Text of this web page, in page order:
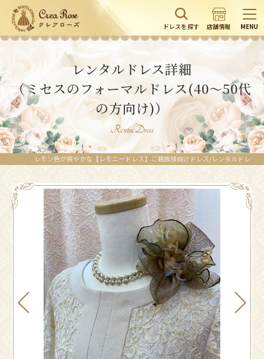
ドレスを探す 店舗情報 MENU
レンタルドレス詳細
（ミセスのフォーマルドレス(40～50代
の方向け)）
Rental Dress
レモン色が爽やかな【レモニードレス】ご親族様向けドレス/レンタルドレス横浜/レンタルドレス東京/レンタルドレス埼玉